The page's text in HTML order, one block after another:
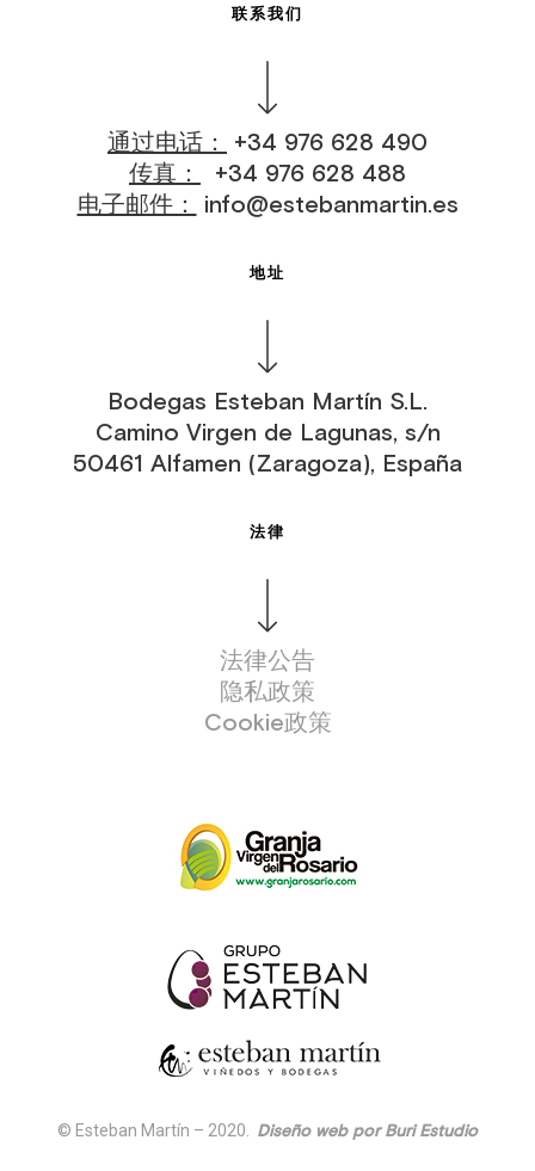
联系我们
通过电话：
+34 976 628 490
传真：
+34 976 628 488
电子邮件：
info@estebanmartin.es
地址
Bodegas Esteban Martín S.L.
Camino Virgen de Lagunas, s/n
50461 Alfamen (Zaragoza), España
法律
法律公告
隐私政策
Cookie政策
© Esteban Martín – 2020. Diseño web por Buri Estudio